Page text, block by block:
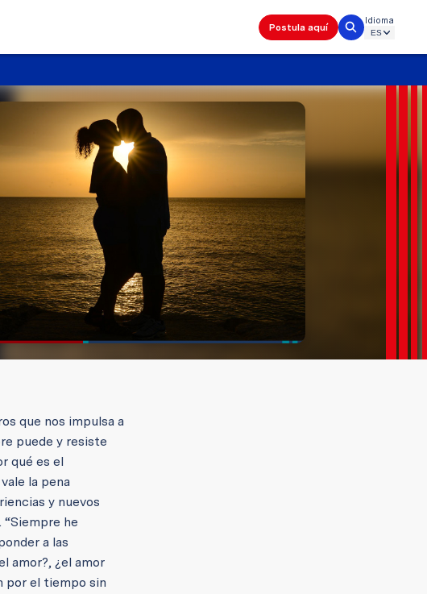
Postula aquí
Idioma
que nos impulsa a
puede y resiste
qué es el
la pena
y nuevos
he
a las
amor?, ¿el amor
por el tiempo sin